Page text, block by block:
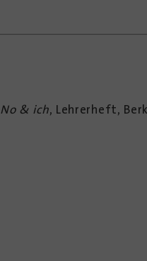
No & ich, Lehrerheft,